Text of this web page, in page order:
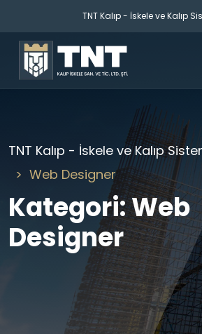
TNT Kalıp - İskele ve Kalıp
TNT Kalıp - İskele ve Kalıp
Web Designer
Kategori:Web
Designer